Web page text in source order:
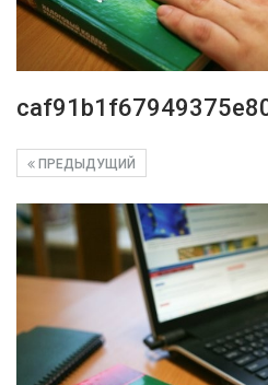
ПРЕДЫДУЩИЙ